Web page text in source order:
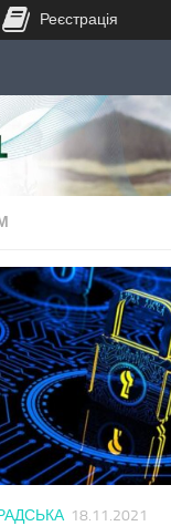
18.11.2021
Реєстрація